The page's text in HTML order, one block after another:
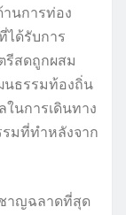
นการท่อง
ได้รับการ
รีสดถูกผสม
ธรรมท้องถิ่น
ในการเดินทาง
รมที่ทำหลังจาก
าญฉลาดที่สุด